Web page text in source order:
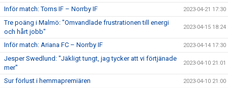
Inför match: Torns IF – Norrby IF 2023-04-21 17:30
Tre poäng i Malmö: "Omvandlade frustrationen till energi
och hårt jobb"
2023-04-15 18:24
Inför match: Ariana FC – Norrby IF 2023-04-14 17:30
Jesper Swedlund: "Jäkligt tungt, jag tycker att vi förtjänade
mer"
2023-04-10 21:01
Sur förlust i hemmapremiären 2023-04-10 21:00